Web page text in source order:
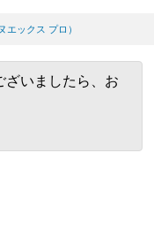
エックス プロ）
ざいましたら、お